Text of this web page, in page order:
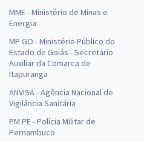
MME - Ministério de Minas e
Energia
MP GO - Ministério Público do
Estado de Goiás - Secretário
Auxiliar da Comarca de
Itapuranga
ANVISA - Agência Nacional de
Vigilância Sanitária
PM PE - Polícia Militar de
Pernambuco